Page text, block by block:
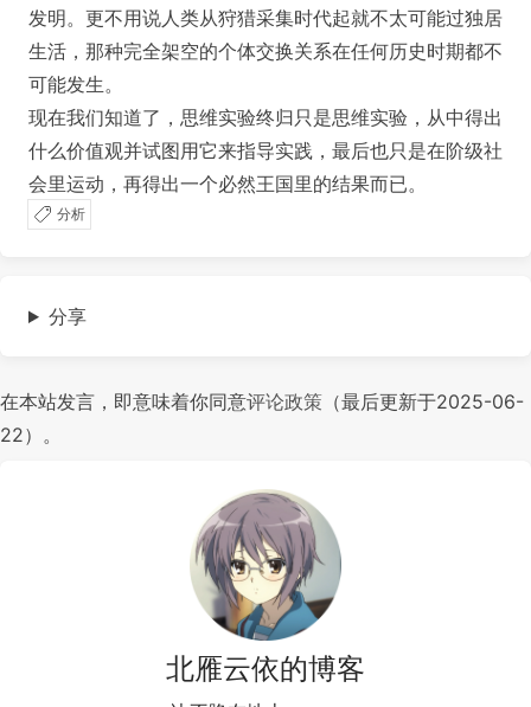
北雁云依的博客
发明。更不用说人类从狩猎采集时代起就不太可能过独居
生活，那种完全架空的个体交换关系在任何历史时期都不
可能发生。
现在我们知道了，思维实验终归只是思维实验，从中得出
什么价值观并试图用它来指导实践，最后也只是在阶级社
会里运动，再得出一个必然王国里的结果而已。
分析
分享
在本站发言，即意味着你同意评论政策 （最后更新于2025-06-
22）。